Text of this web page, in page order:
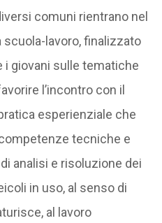
comuni rientrano nel
lavoro, finalizzato
i giovani sulle tematiche
l’incontro con il
esperienziale che
tecniche e
analisi e risoluzione dei
in uso, al senso di
al lavoro